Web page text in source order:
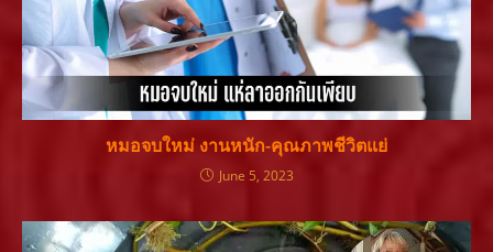
หมอจบใหม่ งานหนัก-คุณภาพชีวิตแย่
June 5, 2023